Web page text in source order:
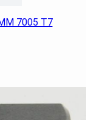
7005 T7